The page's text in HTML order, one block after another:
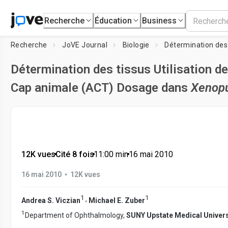
Recherche Éducation Business
Recherche JoVE Journal Biologie
Détermination des tissus Utilisation
Cap animale (ACT) Dosage dans
12K vues•Cité 8 fois•11:00 min•16 mai 2010
16 mai 2010 • 12K vues
Andrea S. Viczian1 , Michael E. Zuber1
1 Department of Ophthalmology, SUNY Upstate Medical